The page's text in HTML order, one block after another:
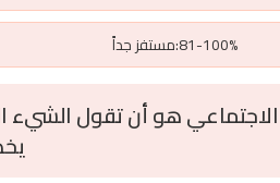
81-100%:مستفز جداً
الاجتماعي هو أن تقول الشيء